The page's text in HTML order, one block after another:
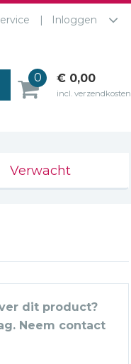
Inloggen
0 € 0,00
incl. verzendkosten
Verwacht
dit product?
Neem contact